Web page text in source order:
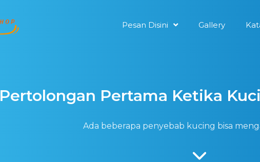
Pesan Disini Gallery
Pertolongan Pertama Ketika
Ada beberapa penyebab kucing bisa